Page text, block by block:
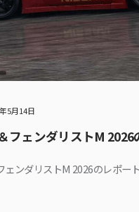
5月14日
フェンダリストM
ェンダリストM 2026のレポー